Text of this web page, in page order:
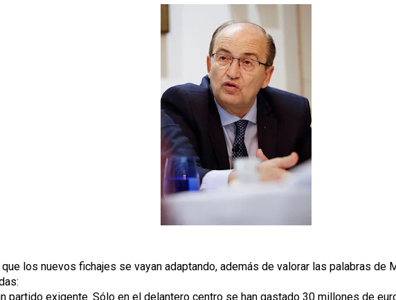
los nuevos fichajes se vayan adaptando, además de valorar las palabras de
partido exigente. Sólo en el delantero centro se han gastado 30 millones de